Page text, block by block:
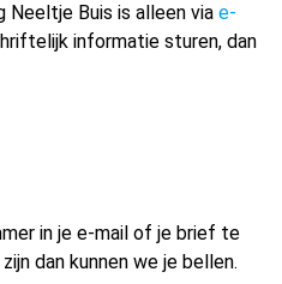
Buis is alleen via e-
informatie sturen, dan
in je e-mail of je brief te
dan kunnen we je bellen.